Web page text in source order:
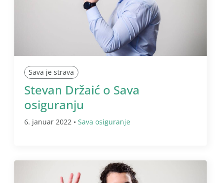
Sava je strava
Stevan Držaić o Sava
osiguranju
6. januar 2022 • Sava osiguranje